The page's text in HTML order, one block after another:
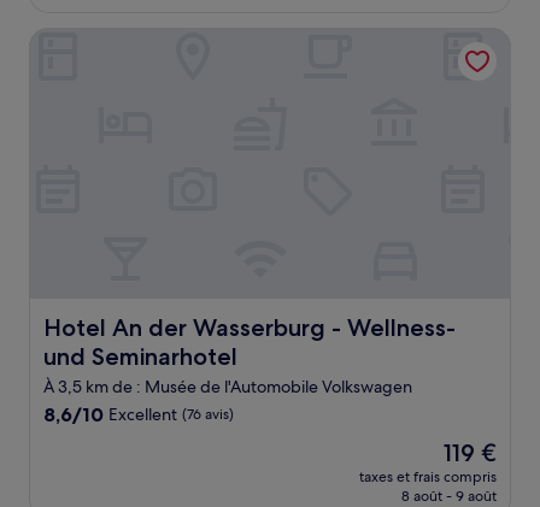
de
100 €
Hotel An der Wasserburg - Wellness-
und Seminarhotel
Hotel An der Wasserburg - Wellness- und Seminarhotel
À 3,5 km de : Musée de l'Automobile Volkswagen
8.6
8,6/10 Excellent (76 avis)
Le
nouveau
prix
119 €
taxes et frais compris
8 août - 9 août
Hotel An der Wasserburg - Wellness- und Seminarhotel